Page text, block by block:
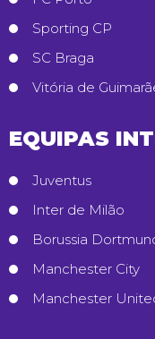
Sporting CP
SC Braga
Vitória de
EQUIPAS
Juventus
Inter de Milão
Borussia
Manchester City
Manchester